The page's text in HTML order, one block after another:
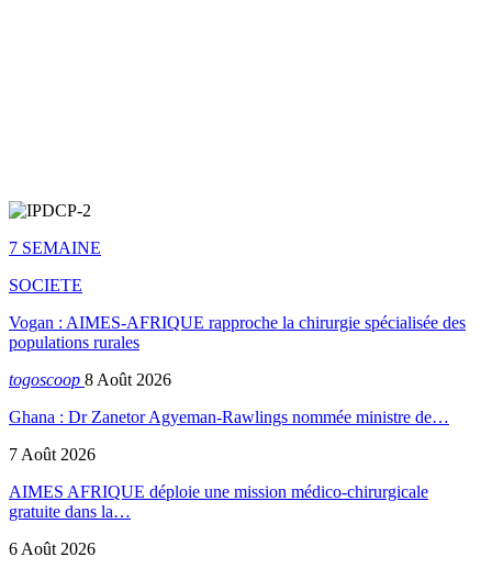
7 SEMAINE
SOCIETE
Vogan : AIMES-AFRIQUE rapproche la chirurgie spécialisée des
populations rurales
togoscoop 8 Août 2026
Ghana : Dr Zanetor Agyeman-Rawlings nommée ministre de…
7 Août 2026
AIMES AFRIQUE déploie une mission médico-chirurgicale
gratuite dans la…
6 Août 2026